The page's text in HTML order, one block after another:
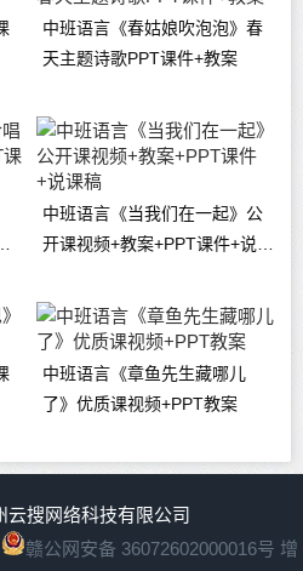
中班语言《春姑娘吹泡泡》春
天主题诗歌PPT课件+教案
中班语言《当我们在一起》公
开课视频+教案+PPT课件+说课
中班语言《章鱼先生藏哪儿
了》优质课视频+PPT教案
云搜网络科技有限公司
赣公网安备 36072602000016号 增